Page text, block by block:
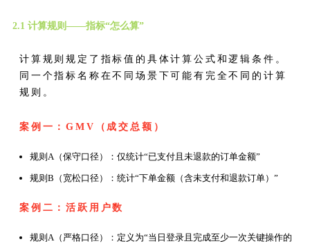
2.1 计算规则——指标“怎么算”
计算规则规定了指标值的具体计算公式和逻辑条件。
同一个指标名称在不同场景下可能有完全不同的计算
规则。
案例一：GMV（成交总额）
规则A（保守口径）：仅统计“已支付且未退款的订单金额”
规则B（宽松口径）：统计“下单金额（含未支付和退款订单）”
案例二：活跃用户数
规则A（严格口径）：定义为“当日登录且完成至少一次关键操作的